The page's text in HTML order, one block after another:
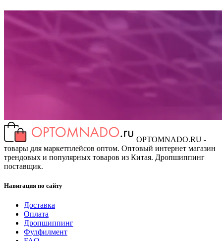
OPTOMNADO.RU -
товары для маркетплейсов оптом. Оптовый интернет магазин
трендовых и популярных товаров из Китая. Дропшиппинг
поставщик.
Навигация по сайту
Доставка
Оплата
Дропшиппинг
Фулфилмент